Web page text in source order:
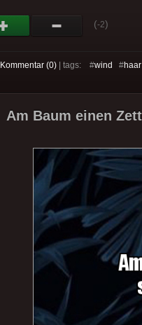
(-2)
Kommentar (0) | tags: #wind #haar
Am Baum einen